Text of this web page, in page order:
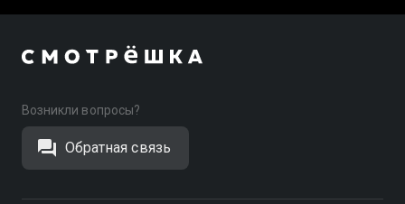
Возникли вопросы?
Обратная связь